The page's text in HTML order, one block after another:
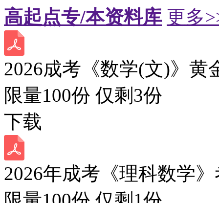
高起点专/本资料库 更多
2026成考《数学(文)》黄
限量100份 仅剩 3份
下载
2026年成考《理科数学